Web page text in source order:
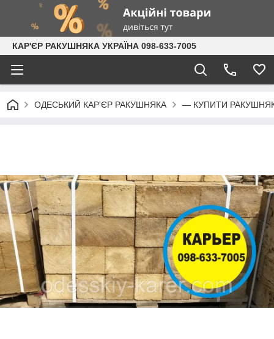
КАР'ЄР РАКУШНЯКА УКРАЇНА 098-633-7005
ОДЕСЬКИЙ КАР'ЄР РАКУШНЯКА — КУПИТИ